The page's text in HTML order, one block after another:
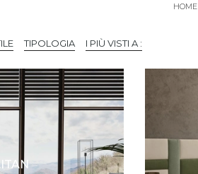
HOME
TIPOLOGIA I PIÙ VISTI A :